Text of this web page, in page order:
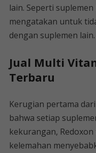
lain. Seperti
mengatakan untuk
dengan suplemen lain.
Jual Multi
Terbaru
Kerugian pertama
bahwa setiap
kekurangan,
kelemahan